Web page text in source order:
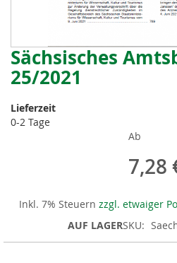
Sächsisches
25/2021
Lieferzeit
0-2 Tage
Ab
7,28
Inkl. 7% Steuern zzgl. etwaiger
AUF LAGERSKU
Zum
Anfang
der
springen